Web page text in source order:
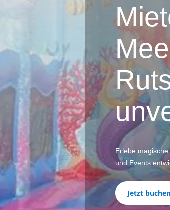
Erlebe
und Events
Jetzt